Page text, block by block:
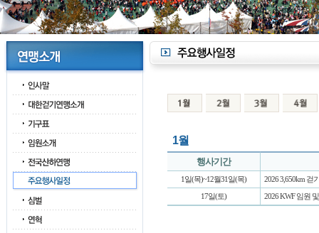
1월
행사기간
1일(목)~12월31일(목)
2026 3,650km 걷
17일(토)
2026 KWF 임원